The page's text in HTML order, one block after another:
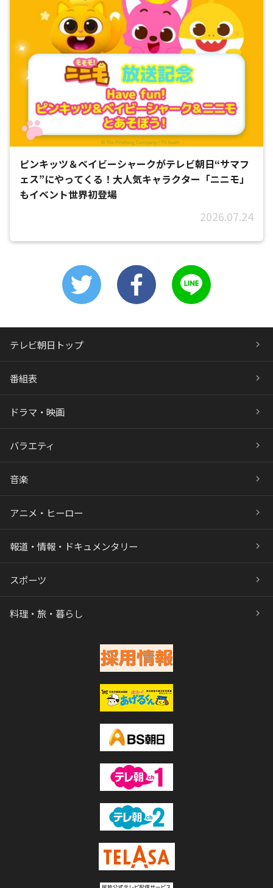
ピンキッツ＆ベイビーシャークがテレビ朝日“サマフ
ェス”にやってくる！大人気キャラクター「ニニモ」
もイベント世界初登場
2026.07.24
テレビ朝日トップ
番組表
ドラマ・映画
バラエティ
音楽
アニメ・ヒーロー
報道・情報・ドキュメンタリー
スポーツ
料理・旅・暮らし